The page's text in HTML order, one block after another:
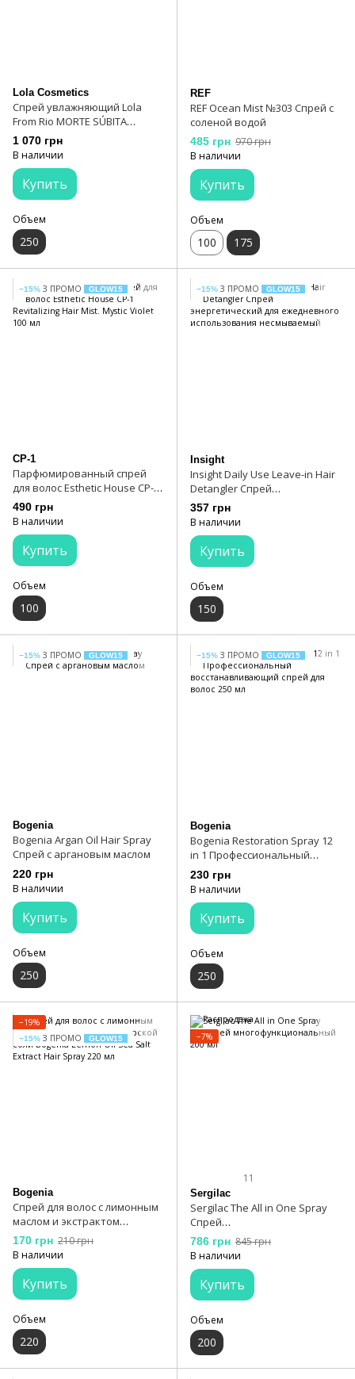
Lola Cosmetics
Спрей увлажняющий Lola
From Rio MORTE SÚBITA
REPARAÇÃO TOTAL 250 мл
1 070 грн
В наличии
Купить
Объем
250
REF
REF Ocean Mist №303 Спрей с
соленой водой
485 грн 970 грн
В наличии
Купить
Объем
100 175
−15% З ПРОМО GLOW15
CP-1
Парфюмированный спрей
для волос Esthetic House CP-1
Revitalizing Hair Mist. Mystic
Violet 100 мл
490 грн
В наличии
Купить
Объем
100
−15% З ПРОМО GLOW15
Insight
Insight Daily Use Leave-in Hair
Detangler Спрей
энергетический для
ежедневного использования
357 грн
В наличии
Купить
Объем
150
−15% З ПРОМО GLOW15
Bogenia
Bogenia Argan Oil Hair Spray
Спрей с аргановым маслом
220 грн
В наличии
Купить
Объем
250
−15% З ПРОМО GLOW15
Bogenia
Bogenia Restoration Spray 12
in 1 Профессиональный
восстанавливающий спрей
для волос 250 мл
230 грн
В наличии
Купить
Объем
250
−19%
−15% З ПРОМО GLOW15
Bogenia
Спрей для волос с лимонным
маслом и экстрактом
морской соли Bogenia Lemon
Oil Sea Salt Extract Hair Spray
170 грн 210 грн
В наличии
Купить
Объем
220
−7%
11
Sergilac
Sergilac The All in One Spray
Спрей
многофункциональный 200
мл
786 грн 845 грн
В наличии
Купить
Объем
200